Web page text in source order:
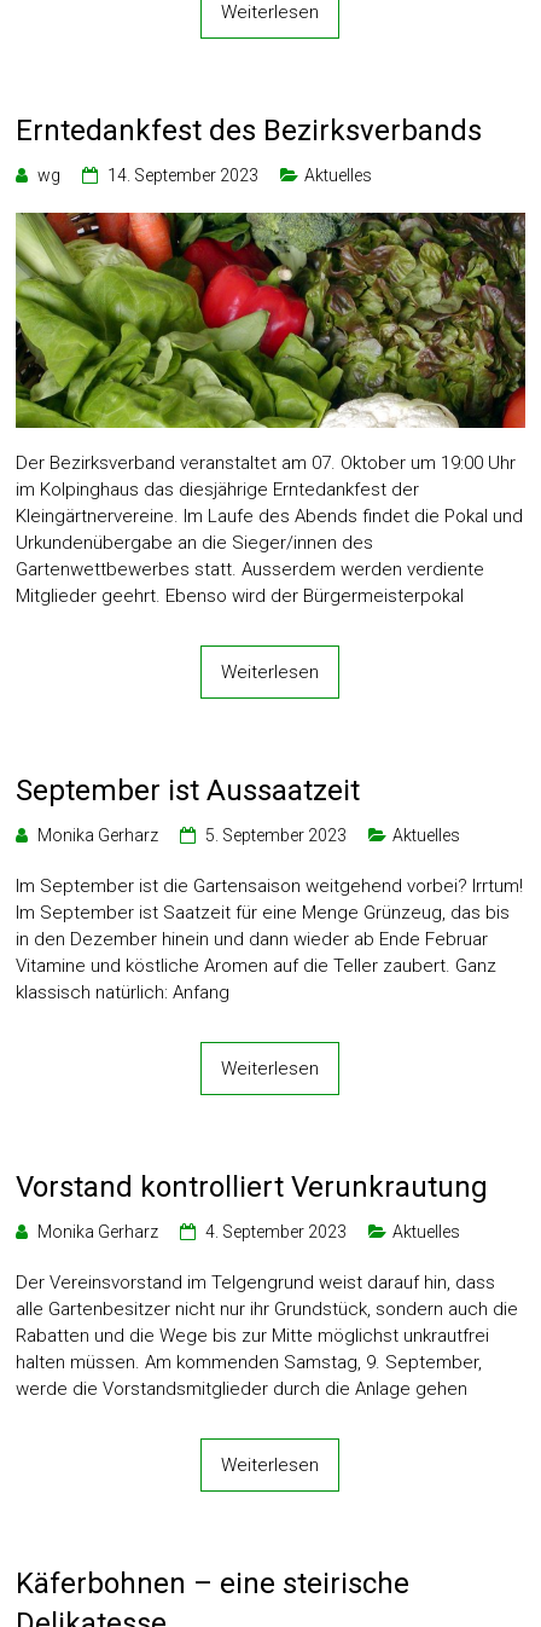
Weiterlesen
Erntedankfest des Bezirksverbands
wg 14. September 2023 Aktuelles
Der Bezirksverband veranstaltet am 07. Oktober um 19:00 Uhr
im Kolpinghaus das diesjährige Erntedankfest der
Kleingärtnervereine. Im Laufe des Abends findet die Pokal und
Urkundenübergabe an die Sieger/innen des
Gartenwettbewerbes statt. Ausserdem werden verdiente
Mitglieder geehrt. Ebenso wird der Bürgermeisterpokal
Weiterlesen
September ist Aussaatzeit
Monika Gerharz 5. September 2023 Aktuelles
Im September ist die Gartensaison weitgehend vorbei? Irrtum!
Im September ist Saatzeit für eine Menge Grünzeug, das bis
in den Dezember hinein und dann wieder ab Ende Februar
Vitamine und köstliche Aromen auf die Teller zaubert. Ganz
klassisch natürlich: Anfang
Weiterlesen
Vorstand kontrolliert Verunkrautung
Monika Gerharz 4. September 2023 Aktuelles
Der Vereinsvorstand im Telgengrund weist darauf hin, dass
alle Gartenbesitzer nicht nur ihr Grundstück, sondern auch die
Rabatten und die Wege bis zur Mitte möglichst unkrautfrei
halten müssen. Am kommenden Samstag, 9. September,
werde die Vorstandsmitglieder durch die Anlage gehen
Weiterlesen
Käferbohnen – eine steirische